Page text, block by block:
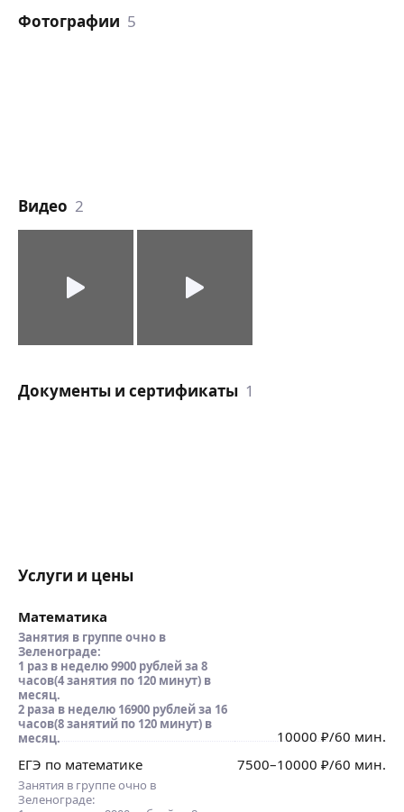
Фотографии 5
Видео 2
Документы и сертификаты 1
Услуги и цены
Математика
Занятия в группе очно в
Зеленограде:
1 раз в неделю 9900 рублей за 8
часов(4 занятия по 120 минут) в
месяц.
2 раза в неделю 16900 рублей за 16
часов(8 занятий по 120 минут) в
месяц.
10000 ₽/60 мин.
ЕГЭ по математике
Занятия в группе очно в
Зеленограде:
7500–10000 ₽/60 мин.